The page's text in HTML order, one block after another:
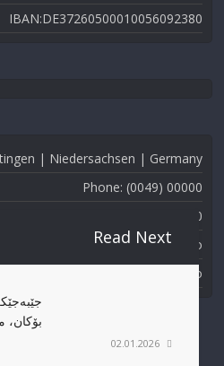
IBAN:DE37260500010056092380
| Niedersachsen | Germany
Phone: (0049) 00000
Fax: (0049) 000-000
Email: info@kmmk.info
Website: www.kmmk.info
Read Next
بۆکان،
02.01.2026